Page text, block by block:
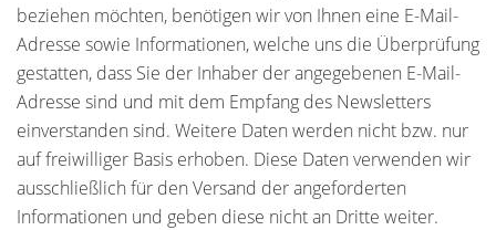
beziehen möchten, benötigen wir von Ihnen eine E-Mail-
Adresse sowie Informationen, welche uns die Überprüfung
gestatten, dass Sie der Inhaber der angegebenen E-Mail-
Adresse sind und mit dem Empfang des Newsletters
einverstanden sind. Weitere Daten werden nicht bzw. nur
auf freiwilliger Basis erhoben. Diese Daten verwenden wir
ausschließlich für den Versand der angeforderten
Informationen und geben diese nicht an Dritte weiter.